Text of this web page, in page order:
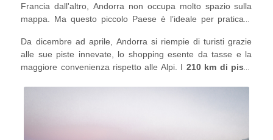
Francia dall'altro, Andorra non occupa molto spazio sulla
mappa. Ma questo piccolo Paese è l’ideale per praticare
Da dicembre ad aprile, Andorra si riempie di turisti grazie
alle sue piste innevate, lo shopping esente da tasse e la
maggiore convenienza rispetto alle Alpi. I 210 km di piste